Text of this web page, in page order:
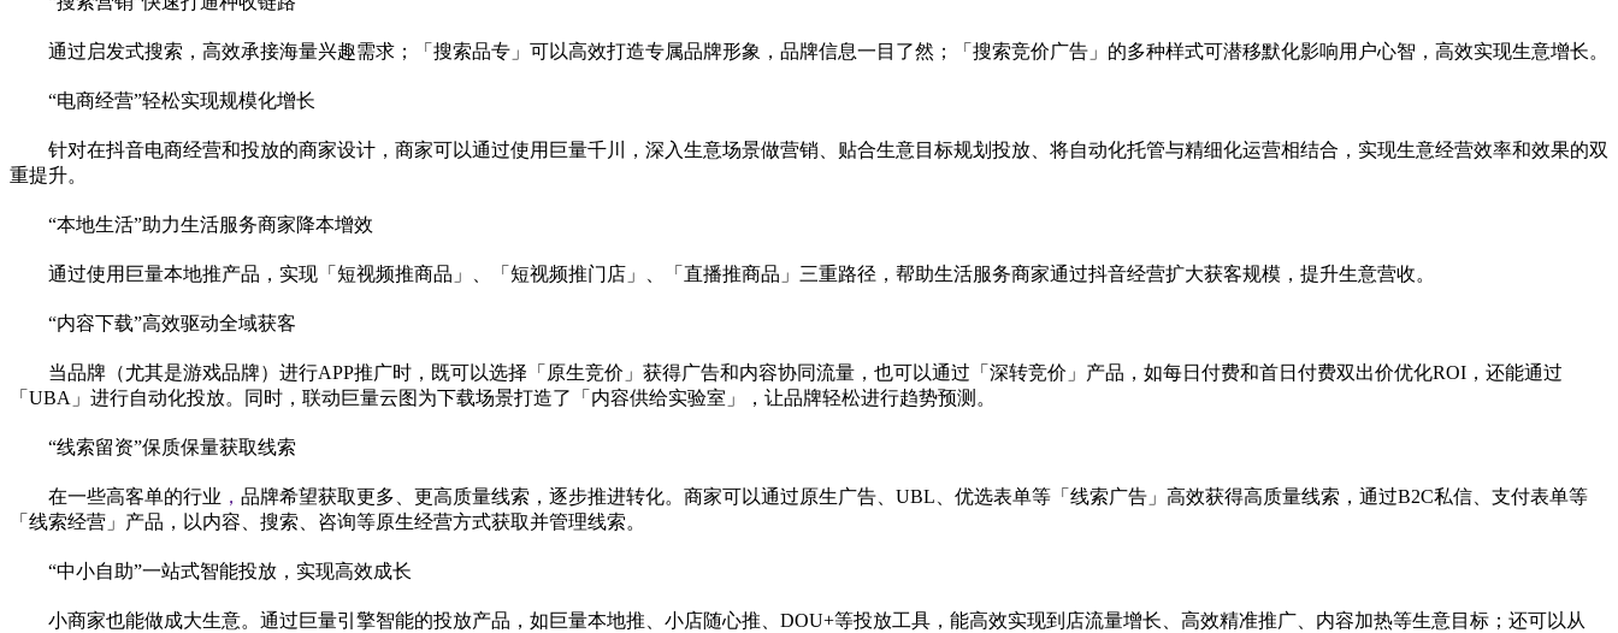
通过启发式搜索，高效承接海量兴趣需求；「搜索品专」可以高效打造专属品牌形象，品牌信息一目了然；「搜索竞价广告」的多种样式可潜移默化影响用户心智，高效实现生意增长。
“电商经营”轻松实现规模化增长
针对在抖音电商经营和投放的商家设计，商家可以通过使用巨量千川，深入生意场景做营销、贴合生意目标规划投放、将自动化托管与精细化运营相结合，实现生意经营效率和效果的双
重提升。
“本地生活”助力生活服务商家降本增效
通过使用巨量本地推产品，实现「短视频推商品」、「短视频推门店」、「直播推商品」三重路径，帮助生活服务商家通过抖音经营扩大获客规模，提升生意营收。
“内容下载”高效驱动全域获客
当品牌（尤其是游戏品牌）进行APP推广时，既可以选择「原生竞价」获得广告和内容协同流量，也可以通过「深转竞价」产品，如每日付费和首日付费双出价优化ROI，还能通过
「UBA」进行自动化投放。同时，联动巨量云图为下载场景打造了「内容供给实验室」，让品牌轻松进行趋势预测。
“线索留资”保质保量获取线索
在一些高客单的行业 ， 品牌希望获取更多、更高质量线索，逐步推进转化。商家可以通过原生广告、UBL、优选表单等「线索广告」高效获得高质量线索，通过B2C私信、支付表单等
「线索经营」产品，以内容、搜索、咨询等原生经营方式获取并管理线索。
“中小自助”一站式智能投放，实现高效成长
小商家也能做成大生意。通过巨量引擎智能的投放产品，如巨量本地推、小店随心推、DOU+等投放工具，能高效实现到店流量增长、高效精准推广、内容加热等生意目标；还可以从